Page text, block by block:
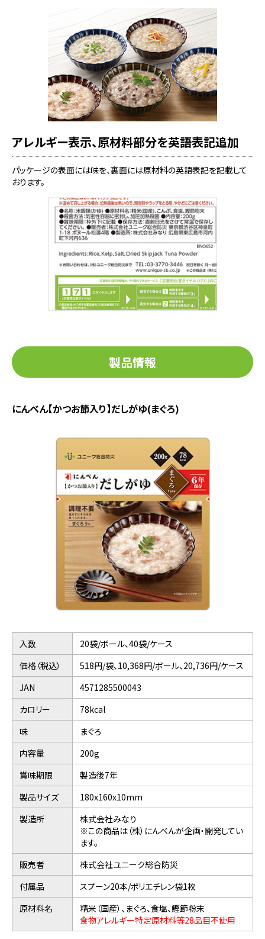
アレルギー表示、原材料部分を英語表記追加
パッケージの表面には味を、裏面には原材料の英語表記を記載して
おります。
製品情報
にんべん【かつお節入り】だしがゆ(まぐろ)
入数
20袋/ボール、40袋/ケース
価格（税込）
518円/袋、10,368円/ボール、20,736円/ケース
JAN
4571285500043
カロリー
78kcal
味
まぐろ
内容量
200g
賞味期限
製造後7年
製品サイズ
180x160x10mm
製造所
株式会社みなり
※この商品は（株）にんべんが企画・開発してい
ます。
販売者
株式会社ユニーク総合防災
付属品
スプーン20本/ポリエチレン袋1枚
原材料名
精米（国産）、まぐろ、食塩、鰹節粉末
食物アレルギー特定原材料等28品目不使用